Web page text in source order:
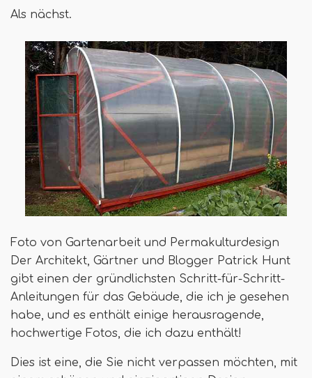
Als nächst.
Foto von Gartenarbeit und Permakulturdesign
Der Architekt, Gärtner und Blogger Patrick Hunt
gibt einen der gründlichsten Schritt-für-Schritt-
Anleitungen für das Gebäude, die ich je gesehen
habe, und es enthält einige herausragende,
hochwertige Fotos, die ich dazu enthält!
Dies ist eine, die Sie nicht verpassen möchten, mit